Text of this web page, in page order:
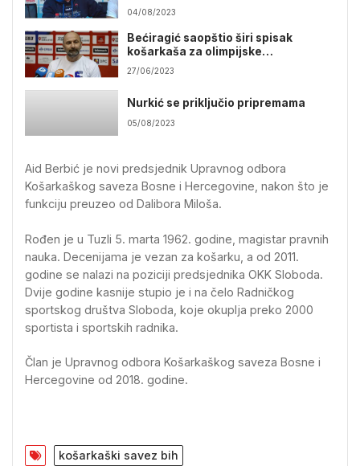
04/08/2023
Bećiragić saopštio širi spisak
košarkaša za olimpijske
pretkvalifikacije
27/06/2023
Nurkić se priključio pripremama
05/08/2023
Aid Berbić je novi predsjednik Upravnog odbora
Košarkaškog saveza Bosne i Hercegovine, nakon što je
funkciju preuzeo od Dalibora Miloša.
Rođen je u Tuzli 5. marta 1962. godine, magistar pravnih
nauka. Decenijama je vezan za košarku, a od 2011.
godine se nalazi na poziciji predsjednika OKK Sloboda.
Dvije godine kasnije stupio je i na čelo Radničkog
sportskog društva Sloboda, koje okuplja preko 2000
sportista i sportskih radnika.
Član je Upravnog odbora Košarkaškog saveza Bosne i
Hercegovine od 2018. godine.
košarkaški savez bih